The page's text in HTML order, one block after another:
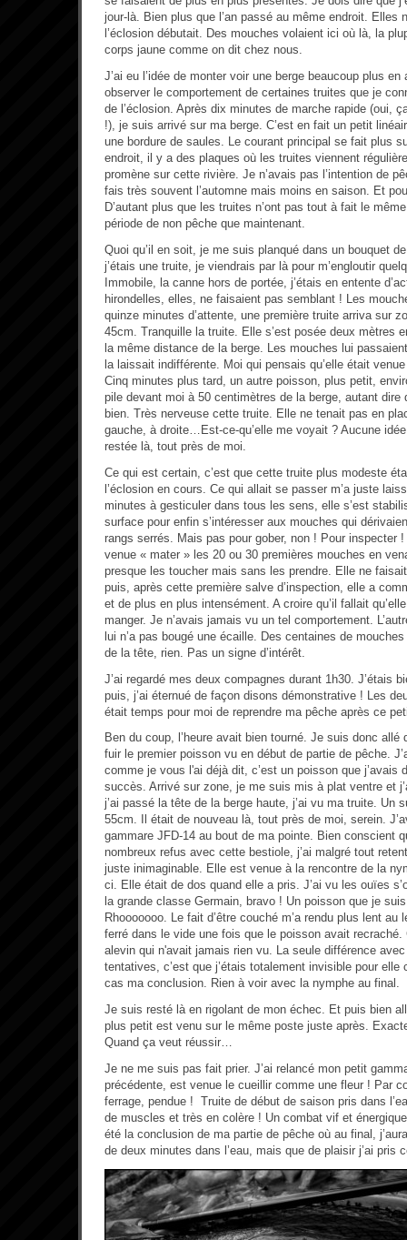
jour-là. Bien plus que l’an passé au même endroit. Elles
l’éclosion débutait. Des mouches volaient ici où là, la
corps jaune comme on dit chez nous.
J’ai eu l’idée de monter voir une berge beaucoup plus en
observer le comportement de certaines truites que je
de l’éclosion. Après dix minutes de marche rapide (oui,
!), je suis arrivé sur ma berge. C’est en fait un petit
une bordure de saules. Le courant principal se fait plus
endroit, il y a des plaques où les truites viennent
promène sur cette rivière. Je n’avais pas l’intention de
fais très souvent l’automne mais moins en saison. Et
D’autant plus que les truites n’ont pas tout à fait le
période de non pêche que maintenant.
Quoi qu’il en soit, je me suis planqué dans un bouquet
j’étais une truite, je viendrais par là pour m’engloutir
Immobile, la canne hors de portée, j’étais en entente
hirondelles, elles, ne faisaient pas semblant ! Les
quinze minutes d’attente, une première truite arriva sur
45cm. Tranquille la truite. Elle s’est posée deux mètres
la même distance de la berge. Les mouches lui
la laissait indifférente. Moi qui pensais qu’elle était
Cinq minutes plus tard, un autre poisson, plus petit,
pile devant moi à 50 centimètres de la berge, autant
bien. Très nerveuse cette truite. Elle ne tenait pas en
gauche, à droite…Est-ce-qu’elle me voyait ? Aucune
restée là, tout près de moi.
Ce qui est certain, c’est que cette truite plus modeste
l’éclosion en cours. Ce qui allait se passer m’a juste
minutes à gesticuler dans tous les sens, elle s’est
surface pour enfin s’intéresser aux mouches qui
rangs serrés. Mais pas pour gober, non ! Pour inspecter
venue « mater » les 20 ou 30 premières mouches en
presque les toucher mais sans les prendre. Elle ne
puis, après cette première salve d’inspection, elle a
et de plus en plus intensément. A croire qu’il fallait
manger. Je n’avais jamais vu un tel comportement.
lui n’a pas bougé une écaille. Des centaines de
de la tête, rien. Pas un signe d’intérêt.
J’ai regardé mes deux compagnes durant 1h30. J’étais
puis, j’ai éternué de façon disons démonstrative ! Les
était temps pour moi de reprendre ma pêche après ce
Ben du coup, l’heure avait bien tourné. Je suis donc allé
fuir le premier poisson vu en début de partie de pêche.
comme je vous l'ai déjà dit, c’est un poisson que j’avais
succès. Arrivé sur zone, je me suis mis à plat ventre et
j’ai passé la tête de la berge haute, j’ai vu ma truite. Un
55cm. Il était de nouveau là, tout près de moi, serein.
gammare JFD-14 au bout de ma pointe. Bien conscient
nombreux refus avec cette bestiole, j’ai malgré tout
juste inimaginable. Elle est venue à la rencontre de la
ci. Elle était de dos quand elle a pris. J’ai vu les ouïes
la grande classe Germain, bravo ! Un poisson que je
Rhooooooo. Le fait d’être couché m’a rendu plus lent au
ferré dans le vide une fois que le poisson avait
alevin qui n'avait jamais rien vu. La seule différence
tentatives, c’est que j’étais totalement invisible pour elle
cas ma conclusion. Rien à voir avec la nymphe au final.
Je suis resté là en rigolant de mon échec. Et puis bien
plus petit est venu sur le même poste juste après.
Quand ça veut réussir…
Je ne me suis pas fait prier. J’ai relancé mon petit
précédente, est venue le cueillir comme une fleur ! Par
ferrage, pendue ! Truite de début de saison pris dans
de muscles et très en colère ! Un combat vif et
été la conclusion de ma partie de pêche où au final,
de deux minutes dans l’eau, mais que de plaisir j’ai pris